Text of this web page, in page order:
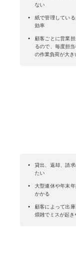
ない
紙で管理してい
効率
顧客ごとに営業
るので、毎度担
の作業負荷が⼤き
貸出、返却、請
たい
⼤型連休や年末
かかる
顧客によって出
煩雑でミスが起き